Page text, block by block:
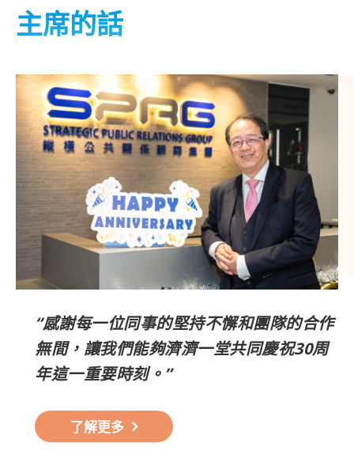
主席的話
“感謝每一位同事的堅持不懈和團隊的合作
無間，讓我們能夠濟濟一堂共同慶祝30周
年這一重要時刻。”
了解更多